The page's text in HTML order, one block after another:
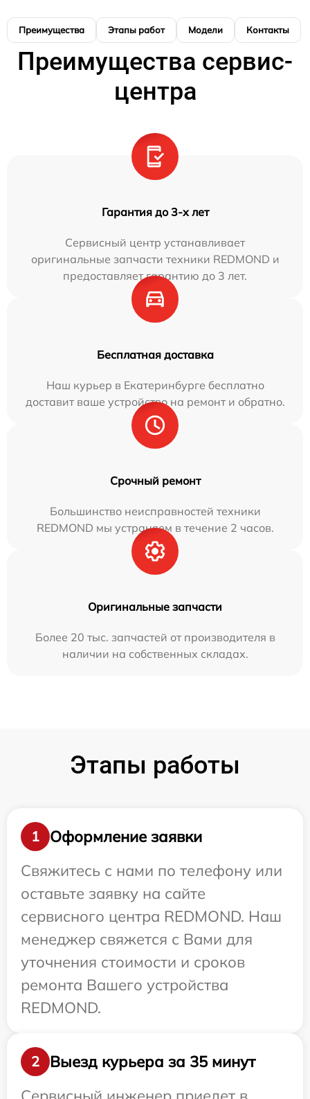
Преимущества Этапы работ Модели Контакты
Преимущества сервис-
центра
Гарантия до 3-х лет
Сервисный центр устанавливает
оригинальные запчасти техники REDMOND и
предоставляет гарантию до 3 лет.
Бесплатная доставка
Наш курьер в Екатеринбурге бесплатно
доставит ваше устройство на ремонт и обратно.
Срочный ремонт
Большинство неисправностей техники
REDMOND мы устраняем в течение 2 часов.
Оригинальные запчасти
Более 20 тыс. запчастей от производителя в
наличии на собственных складах.
Этапы работы
1
Оформление заявки
Свяжитесь с нами по телефону или
оставьте заявку на сайте
сервисного центра REDMOND. Наш
менеджер свяжется с Вами для
уточнения стоимости и сроков
ремонта Вашего устройства
REDMOND.
2
Выезд курьера за 35 минут